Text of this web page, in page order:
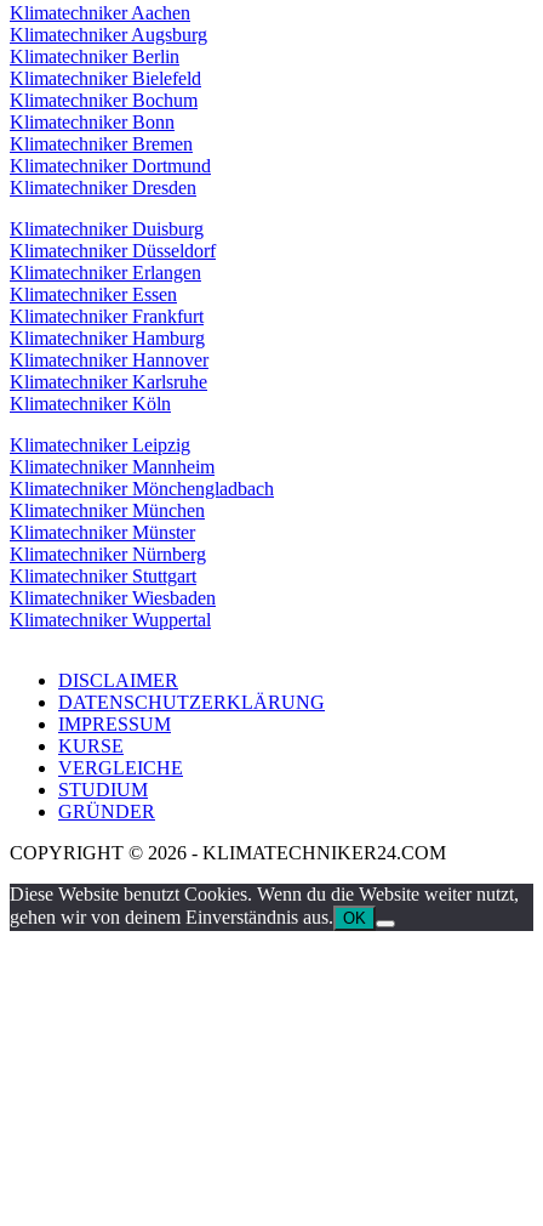
Klimatechniker Aachen
Klimatechniker Augsburg
Klimatechniker Berlin
Klimatechniker Bielefeld
Klimatechniker Bochum
Klimatechniker Bonn
Klimatechniker Bremen
Klimatechniker Dortmund
Klimatechniker Dresden
Klimatechniker Duisburg
Klimatechniker Düsseldorf
Klimatechniker Erlangen
Klimatechniker Essen
Klimatechniker Frankfurt
Klimatechniker Hamburg
Klimatechniker Hannover
Klimatechniker Karlsruhe
Klimatechniker Köln
Klimatechniker Leipzig
Klimatechniker Mannheim
Klimatechniker Mönchengladbach
Klimatechniker München
Klimatechniker Münster
Klimatechniker Nürnberg
Klimatechniker Stuttgart
Klimatechniker Wiesbaden
Klimatechniker Wuppertal
DISCLAIMER
DATENSCHUTZERKLÄRUNG
IMPRESSUM
KURSE
VERGLEICHE
STUDIUM
GRÜNDER
COPYRIGHT © 2026 - KLIMATECHNIKER24.COM
Diese Website benutzt Cookies. Wenn du die Website weiter nutzt,
gehen wir von deinem Einverständnis aus. OK